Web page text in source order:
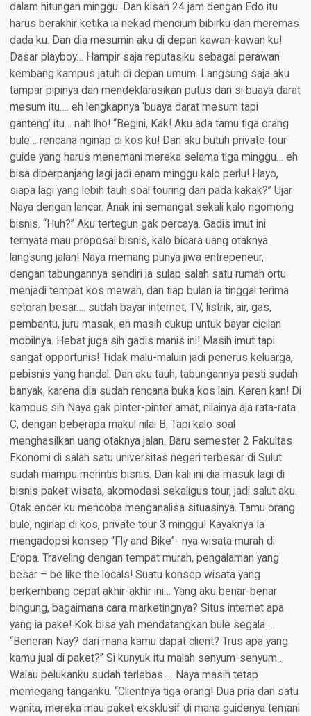
dalam hitungan minggu. Dan kisah 24 jam dengan Edo itu
harus berakhir ketika ia nekad mencium bibirku dan meremas
dada ku. Dan dia mesumin aku di depan kawan-kawan ku!
Dasar playboy… Hampir saja reputasiku sebagai perawan
kembang kampus jatuh di depan umum. Langsung saja aku
tampar pipinya dan mendeklarasikan putus dari si buaya darat
mesum itu…. eh lengkapnya ‘buaya darat mesum tapi
ganteng’ itu… nah lho! “Begini, Kak! Aku ada tamu tiga orang
bule… rencana nginap di kos ku! Dan aku butuh private tour
guide yang harus menemani mereka selama tiga minggu… eh
bisa diperpanjang lagi jadi enam minggu kalo perlu! Hayo,
siapa lagi yang lebih tauh soal touring dari pada kakak?” Ujar
Naya dengan lancar. Anak ini semangat sekali kalo ngomong
bisnis. “Huh?” Aku tertegun gak percaya. Gadis imut ini
ternyata mau proposal bisnis, kalo bicara uang otaknya
langsung jalan! Naya memang punya jiwa entrepeneur,
dengan tabungannya sendiri ia sulap salah satu rumah ortu
menjadi tempat kos mewah, dan tiap bulan ia tinggal terima
setoran besar…. sudah bayar internet, TV, listrik, air, gas,
pembantu, juru masak, eh masih cukup untuk bayar cicilan
mobilnya. Hebat juga sih gadis manis ini! Masih imut tapi
sangat opportunis! Tidak malu-maluin jadi penerus keluarga,
pebisnis yang handal. Dan aku tauh, tabungannya pasti sudah
banyak, karena dia sudah rencana buka kos lain. Keren kan! Di
kampus sih Naya gak pinter-pinter amat, nilainya aja rata-rata
C, dengan beberapa makul nilai B. Tapi kalo soal
menghasilkan uang otaknya jalan. Baru semester 2 Fakultas
Ekonomi di salah satu universitas negeri terbesar di Sulut
sudah mampu merintis bisnis. Dan kali ini dia masuk lagi di
bisnis paket wisata, akomodasi sekaligus tour, jadi salut aku.
Otak encer ku mencoba menganalisa situasinya. Tamu orang
bule, nginap di kos, private tour 3 minggu! Kayaknya Ia
mengadopsi konsep “Fly and Bike”- nya wisata murah di
Eropa. Traveling dengan tempat murah, pengalaman yang
besar – be like the locals! Suatu konsep wisata yang
berkembang cepat akhir-akhir ini… Yang aku benar-benar
bingung, bagaimana cara marketingnya? Situs internet apa
yang ia pake! Kok bisa yah mendatangkan bule segala …
“Beneran Nay? dari mana kamu dapat client? Trus apa yang
kamu jual di paket?” Si kunyuk itu malah senyum-senyum…
Walau pelukanku sudah terlebas … Naya masih tetap
memegang tanganku. “Clientnya tiga orang! Dua pria dan satu
wanita, mereka mau paket eksklusif di mana guidenya temani